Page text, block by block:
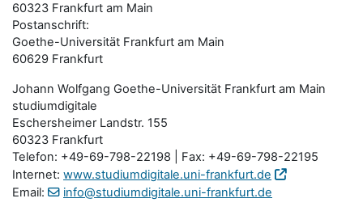
60323 Frankfurt am Main
Postanschrift:
Goethe-Universität Frankfurt am Main
60629 Frankfurt
Johann Wolfgang Goethe-Universität Frankfurt am Main
studiumdigitale
Eschersheimer Landstr. 155
60323 Frankfurt
Telefon: +49-69-798-22198 | Fax: +49-69-798-22195
Internet: www.studiumdigitale.uni-frankfurt.de
Email:
info@studiumdigitale.uni-frankfurt.de